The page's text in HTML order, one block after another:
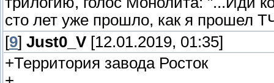
сто лет уже прошло, как я прошел
[9] Just0_V [12.01.2019, 01:35]
+Территория завода Росток